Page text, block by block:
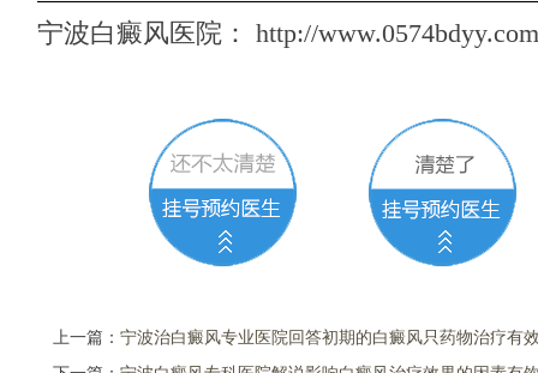
宁波白癜风医院： http://
上一篇： 宁波治白癜风专业医院回答初期的白癜风只药物治疗有